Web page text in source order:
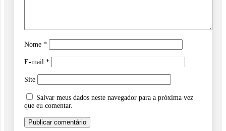
Nome *
E-mail *
Site
Salvar meus dados neste navegador para a próxima vez
que eu comentar.